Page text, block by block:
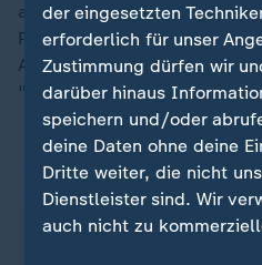
abzuholen. Über den
Polizei zunächst nichts mit.
Andrej Plenkovic äußerte
"Tragödie".
ZDFheute auf WhatsApp
der eingesetzten
erforderlich für unser
Zustimmung dürfen wir
darüber hinaus
speichern und/oder
deine Daten ohne deine
Dritte weiter, die nicht
Dienstleister sind. Wir
auch nicht zu